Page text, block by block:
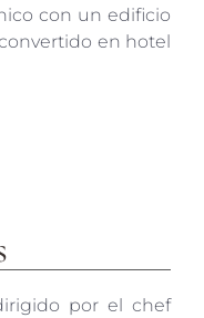
con un edificio
en hotel
por el chef